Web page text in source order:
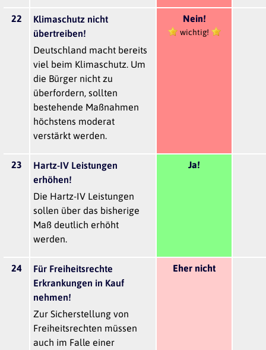
22
Klimaschutz nicht
übertreiben!
Deutschland macht bereits
viel beim Klimaschutz. Um
die Bürger nicht zu
überfordern, sollten
bestehende Maßnahmen
höchstens moderat
verstärkt werden.
Nein!
wichtig!
23
Hartz-IV Leistungen
erhöhen!
Die Hartz-IV Leistungen
sollen über das bisherige
Maß deutlich erhöht
werden.
Ja!
24
Für Freiheitsrechte
Erkrankungen in Kauf
nehmen!
Zur Sicherstellung von
Freiheitsrechten müssen
auch im Falle einer
Eher nicht